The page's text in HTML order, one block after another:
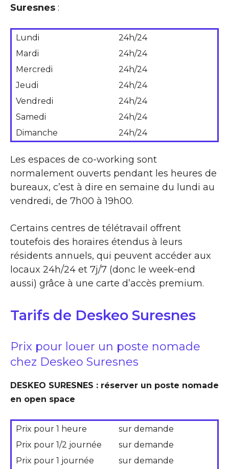
Suresnes :
Lundi
24h/24
Mardi
24h/24
Mercredi
24h/24
Jeudi
24h/24
Vendredi
24h/24
Samedi
24h/24
Dimanche
24h/24
Les espaces de co-working sont
normalement ouverts pendant les heures de
bureaux, c’est à dire en semaine du lundi au
vendredi, de 7h00 à 19h00.
Certains centres de télétravail offrent
toutefois des horaires étendus à leurs
résidents annuels, qui peuvent accéder aux
locaux 24h/24 et 7j/7 (donc le week-end
aussi) grâce à une carte d’accès premium.
Tarifs de Deskeo Suresnes
Prix pour louer un poste nomade
chez Deskeo Suresnes
DESKEO SURESNES : réserver un poste nomade
en open space
Prix pour 1 heure
sur demande
Prix pour 1/2 journée
sur demande
Prix pour 1 journée
sur demande